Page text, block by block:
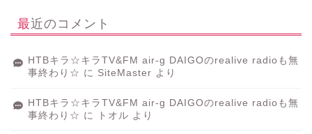
最近のコメント
HTBキラ☆キラTV&FM air-g DAIGOのrealive radioも無
事終わり☆ に SiteMaster より
HTBキラ☆キラTV&FM air-g DAIGOのrealive radioも無
事終わり☆ に トオル より